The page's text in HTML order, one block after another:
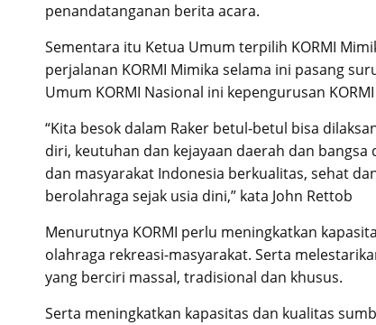
penandatanganan berita acara.
Sementara itu Ketua Umum terpilih KORMI
perjalanan KORMI Mimika selama ini pasang
Umum KORMI Nasional ini kepengurusan
“Kita besok dalam Raker betul-betul bisa
diri, keutuhan dan kejayaan daerah dan bangsa
dan masyarakat Indonesia berkualitas, sehat
berolahraga sejak usia dini,” kata John Rettob
Menurutnya KORMI perlu meningkatkan
olahraga rekreasi-masyarakat. Serta
yang berciri massal, tradisional dan khusus.
Serta meningkatkan kapasitas dan kualitas